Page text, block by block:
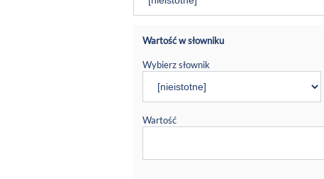
Wartość w słowniku
Wybierz słownik
Wartość